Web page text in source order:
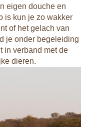
eigen douche en
is kun je zo wakker
of het gelach van
je onder begeleiding
in verband met de
dieren.